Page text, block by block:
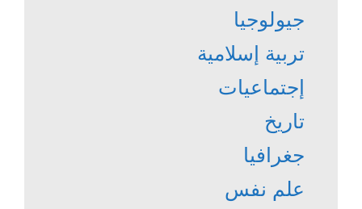
جيولوجيا
تربية إسلامية
إجتماعيات
تاريخ
جغرافيا
علم نفس